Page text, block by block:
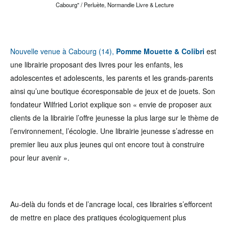
Cabourg" / Perluète, Normandie Livre & Lecture
Nouvelle venue à Cabourg (14), Pomme Mouette & Colibri est
une librairie proposant des livres pour les enfants, les
adolescentes et adolescents, les parents et les grands-parents
ainsi qu’une boutique écoresponsable de jeux et de jouets. Son
fondateur Wilfried Loriot explique son « envie de proposer aux
clients de la librairie l’offre jeunesse la plus large sur le thème de
l’environnement, l’écologie. Une librairie jeunesse s’adresse en
premier lieu aux plus jeunes qui ont encore tout à construire
pour leur avenir ».
Au-delà du fonds et de l’ancrage local, ces librairies s’efforcent
de mettre en place des pratiques écologiquement plus